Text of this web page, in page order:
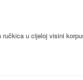
ručkica u cijeloj visini